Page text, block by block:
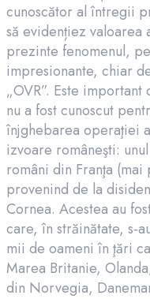
cunoscător al întregii
să evidențiez valoarea
prezinte fenomenul,
impresionante, chiar
„OVR”. Este
nu a fost cunoscut
înjghebarea operaţiei
izvoare româneşti:
români din Franţa
provenind de la
Cornea. Acestea au
care, în străinătate,
mii de oameni în ţări
Marea Britanie,
din Norvegia,